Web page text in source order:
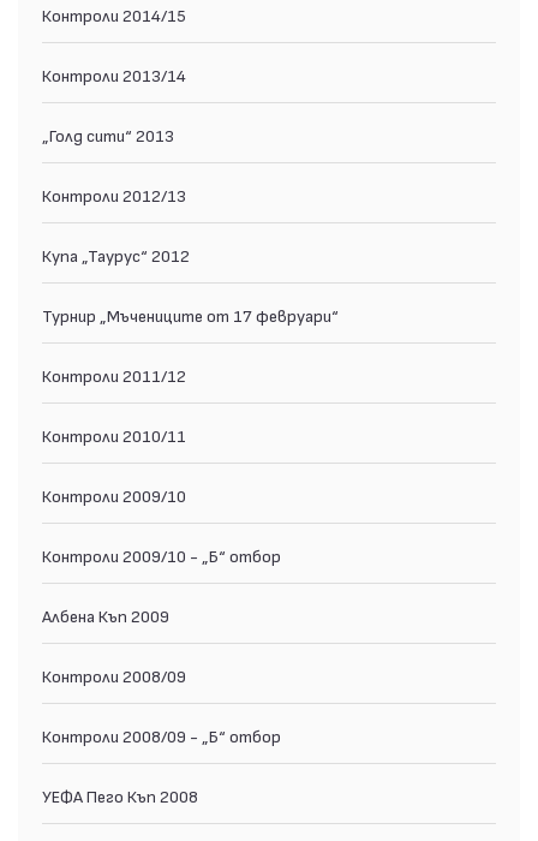
Контроли 2014/15
Контроли 2013/14
„Голд сити“ 2013
Контроли 2012/13
Купа „Таурус“ 2012
Турнир „Мъчениците от 17 февруари“
Контроли 2011/12
Контроли 2010/11
Контроли 2009/10
Контроли 2009/10 - „Б“ отбор
Албена Къп 2009
Контроли 2008/09
Контроли 2008/09 - „Б“ отбор
УЕФА Пего Къп 2008